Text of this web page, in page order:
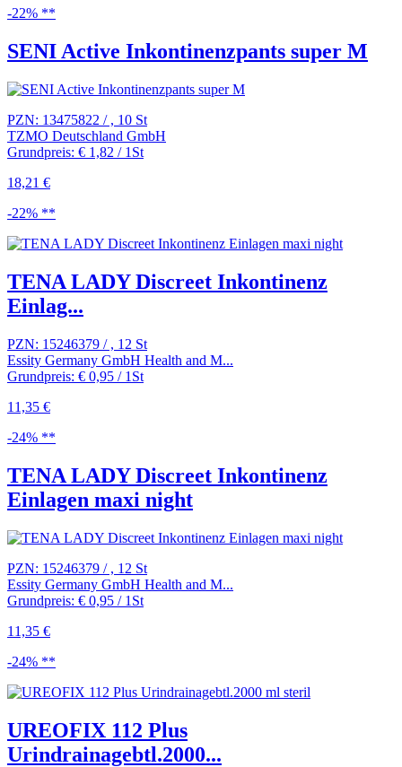
-22% **
SENI Active Inkontinenzpants super M
PZN: 13475822 / , 10 St
TZMO Deutschland GmbH
Grundpreis: € 1,82 / 1St
18,21 €
-22% **
TENA LADY Discreet Inkontinenz
Einlag...
PZN: 15246379 / , 12 St
Essity Germany GmbH Health and M...
Grundpreis: € 0,95 / 1St
11,35 €
-24% **
TENA LADY Discreet Inkontinenz
Einlagen maxi night
PZN: 15246379 / , 12 St
Essity Germany GmbH Health and M...
Grundpreis: € 0,95 / 1St
11,35 €
-24% **
UREOFIX 112 Plus
Urindrainagebtl.2000...